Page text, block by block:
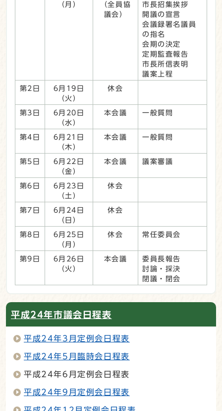
（月）
（全員協
議会）
市長招集挨拶
開議の宣言
会議録署名議員
の指名
会期の決定
定期監査報告
市長所信表明
議案上程
第2日
6月19日
（火）
休会
第3日
6月20日
（水）
本会議 一般質問
第4日
6月21日
（木）
本会議 一般質問
第5日
6月22日
（金）
本会議 議案審議
第6日
6月23日
（土）
休会
第7日
6月24日
（日）
休会
第8日
6月25日
（月）
休会 常任委員会
第9日
6月26日
（火）
本会議
委員長報告
討論・採決
閉議・閉会
平成24年市議会日程表
平成24年3月定例会日程表
平成24年5月臨時会日程表
平成24年6月定例会日程表
平成24年9月定例会日程表